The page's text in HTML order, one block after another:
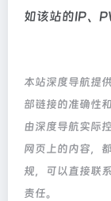
如该站的IP、
本站深度导航提
部链接的准确性
由深度导航实际
网页上的内容，
规，可以直接联
责任。